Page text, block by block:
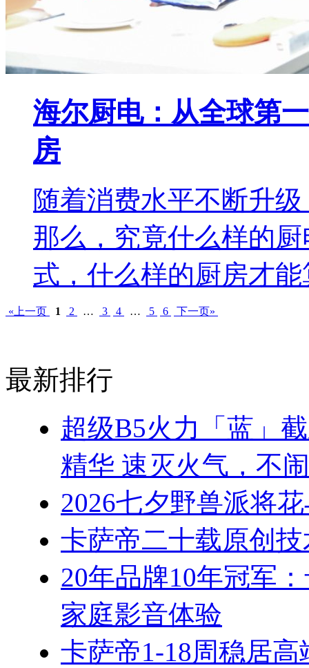
海尔厨电：从全球第
房
随着消费水平不断升
那么，究竟什么样的
式，什么样的厨房才
«上一页 1 2 … 3 4 … 5 6 下一页»
最新排行
超级B5火力「蓝」
精华 速灭火气，不
2026七夕野兽派将
卡萨帝二十载原创
20年品牌10年冠军
家庭影音体验
卡萨帝1-18周稳居